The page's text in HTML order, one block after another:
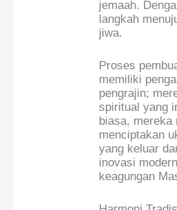
jemaah.
langkah
jiwa.
Proses
memiliki
pengrajin;
spiritual yang
biasa, mereka
menciptakan
yang keluar
inovasi
keagungan